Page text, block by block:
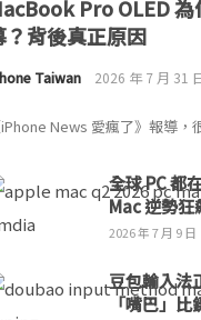
Pro OLED
？背後真正原因
Taiwan 2026 年 7 月 31
News 愛瘋了》報導，
全球 PC 都
Mac 逆勢
2026 年 7 月 9 日
豆包輸入法
「嘴巴」